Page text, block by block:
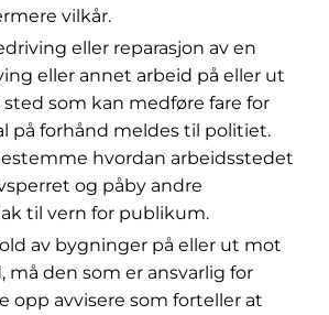
vilkår.
eller reparasjon av en
eller annet arbeid på eller ut
som kan medføre fare for
på forhånd meldes til politiet.
hvordan arbeidsstedet
og påby andre
til vern for publikum.
av bygninger på eller ut mot
må den som er ansvarlig for
opp avvisere som forteller at